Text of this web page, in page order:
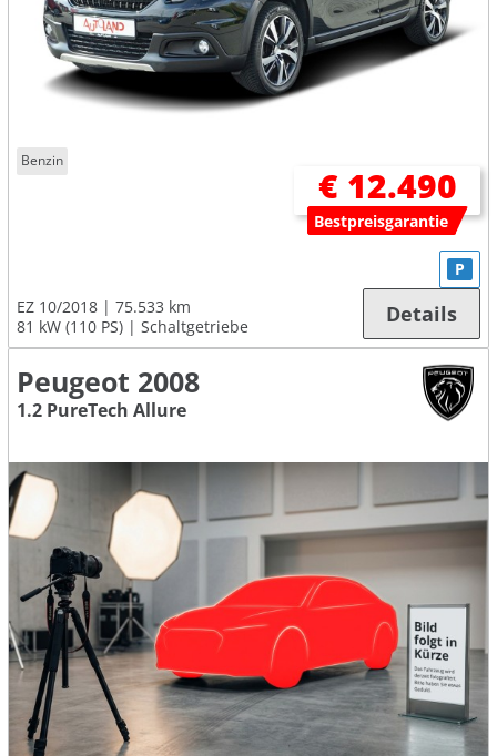
Benzin
€ 12.490
Bestpreisgarantie
EZ 10/2018
75.533 km
81 kW (110 PS)
Schaltgetriebe
P
Details
Peugeot 2008
1.2 PureTech Allure